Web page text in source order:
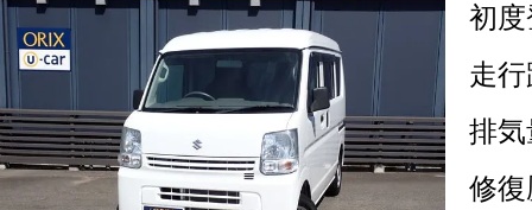
初
走
排気
修復